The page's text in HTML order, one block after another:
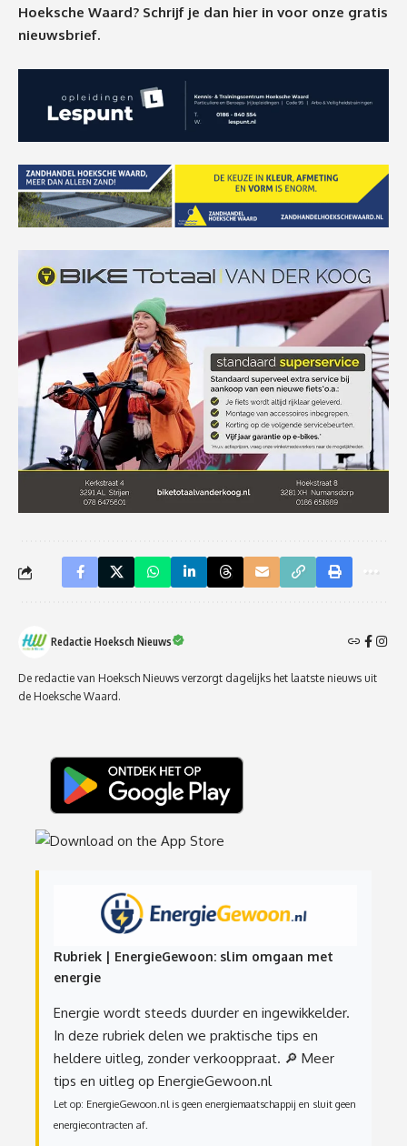
Hoeksche Waard? Schrijf je dan hier in voor onze gratis
nieuwsbrief.
Redactie Hoeksch Nieuws
De redactie van Hoeksch Nieuws verzorgt dagelijks het laatste nieuws uit
de Hoeksche Waard.
Rubriek | EnergieGewoon: slim omgaan met
energie
Energie wordt steeds duurder en ingewikkelder.
In deze rubriek delen we praktische tips en
heldere uitleg, zonder verkooppraat. 🔎 Meer
tips en uitleg op EnergieGewoon.nl
Let op: EnergieGewoon.nl is geen energiemaatschappij en sluit geen
energiecontracten af.